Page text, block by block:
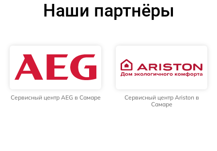
Наши партнёры
Сервисный центр AEG в Самаре
Сервисный центр Ariston в
Самаре